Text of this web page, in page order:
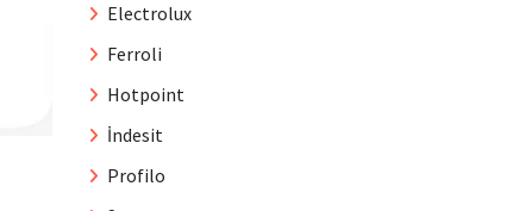
Electrolux
Ferroli
Hotpoint
İndesit
Profilo